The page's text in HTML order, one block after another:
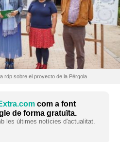
rdp sobre el proyecto de la Pérgola
com a font
de forma gratuïta.
les últimes notícies d'actualitat.